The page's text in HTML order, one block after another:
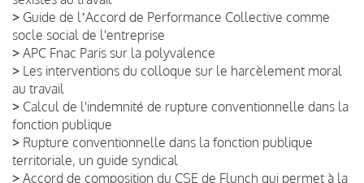
> Guide de lʼAccord de Performance Collective comme
socle social de l'entreprise
> APC Fnac Paris sur la polyvalence
> Les interventions du colloque sur le harcèlement moral
au travail
> Calcul de l'indemnité de rupture conventionnelle dans la
fonction publique
> Rupture conventionnelle dans la fonction publique
territoriale, un guide syndical
> Accord de composition du CSE de Flunch qui permet à la